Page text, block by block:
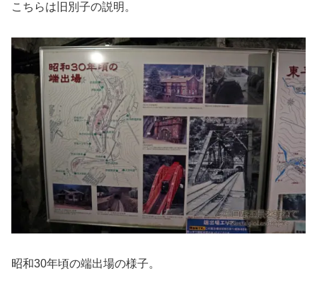
こちらは旧別子の説明。
昭和30年頃の端出場の様子。